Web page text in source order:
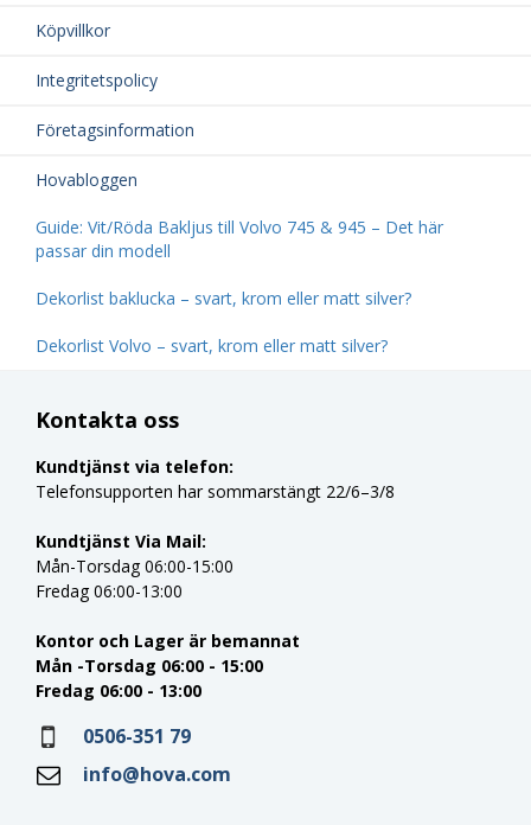
Köpvillkor
Integritetspolicy
Företagsinformation
Hovabloggen
Guide: Vit/Röda Bakljus till Volvo 745 & 945 – Det här
passar din modell
Dekorlist baklucka – svart, krom eller matt silver?
Dekorlist Volvo – svart, krom eller matt silver?
Kontakta oss
Kundtjänst via telefon:
Telefonsupporten har sommarstängt 22/6–3/8
Kundtjänst Via Mail:
Mån-Torsdag 06:00-15:00
Fredag 06:00-13:00
Kontor och Lager är bemannat
Mån -Torsdag 06:00 - 15:00
Fredag 06:00 - 13:00
0506-351 79
info@hova.com